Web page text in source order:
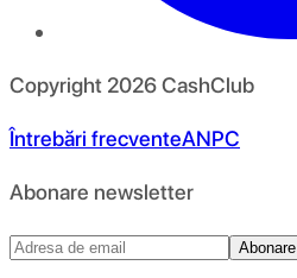
Copyright 2026CashClub
Întrebări frecventeANPC
Abonare newsletter
Abonare